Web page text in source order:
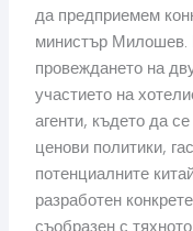
да предприемем
министър Милошев.
провеждането на
участието на
агенти, където да
ценови политики,
потенциалните
разработен
съобразен с